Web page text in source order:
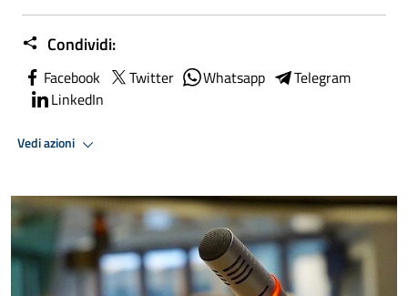
Condividi:
Facebook Twitter Whatsapp
Telegram
LinkedIn
Vedi azioni